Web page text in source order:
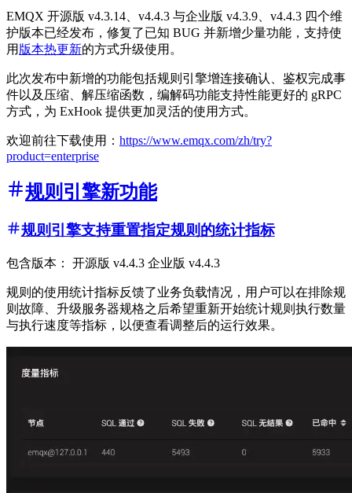
EMQX 开源版 v4.3.14、v4.4.3 与企业版 v4.3.9、v4.4.3 四个维
护版本已经发布，修复了已知 BUG 并新增少量功能，支持使
用 版本热更新的方式升级使用。
此次发布中新增的功能包括规则引擎增连接确认、鉴权完成事
件以及压缩、解压缩函数，编解码功能支持性能更好的 gRPC
方式，为 ExHook 提供更加灵活的使用方式。
欢迎前往下载使用： https://www.emqx.com/zh/try?
product=enterprise
规则引擎新功能
规则引擎支持重置指定规则的统计指标
包含版本： 开源版 v4.4.3 企业版 v4.4.3
规则的使用统计指标反馈了业务负载情况，用户可以在排除规
则故障、升级服务器规格之后希望重新开始统计规则执行数量
与执行速度等指标，以便查看调整后的运行效果。